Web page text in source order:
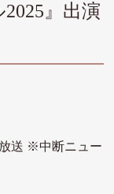
』出演
送 ※中断ニュー